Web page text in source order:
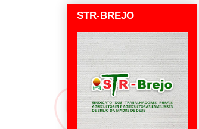
STR-BREJO